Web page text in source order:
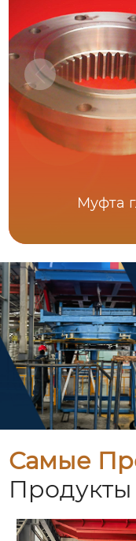
Муфта
Самые
Продукты